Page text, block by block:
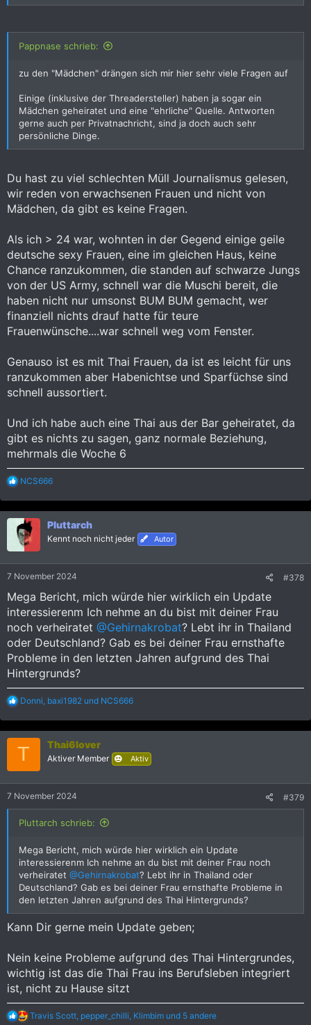
Pappnase schrieb:
zu den "Mädchen" drängen sich mir hier sehr viele Fragen auf
Einige (inklusive der Threadersteller) haben ja sogar ein
Mädchen geheiratet und eine "ehrliche" Quelle. Antworten
gerne auch per Privatnachricht, sind ja doch auch sehr
persönliche Dinge.
Du hast zu viel schlechten Müll Journalismus gelesen,
wir reden von erwachsenen Frauen und nicht von
Mädchen, da gibt es keine Fragen.
Als ich > 24 war, wohnten in der Gegend einige geile
deutsche sexy Frauen, eine im gleichen Haus, keine
Chance ranzukommen, die standen auf schwarze Jungs
von der US Army, schnell war die Muschi bereit, die
haben nicht nur umsonst BUM BUM gemacht, wer
finanziell nichts drauf hatte für teure
Frauenwünsche....war schnell weg vom Fenster.
Genauso ist es mit Thai Frauen, da ist es leicht für uns
ranzukommen aber Habenichtse und Sparfüchse sind
schnell aussortiert.
Und ich habe auch eine Thai aus der Bar geheiratet, da
gibt es nichts zu sagen, ganz normale Beziehung,
mehrmals die Woche 6
R
a
k
t
i
o
n
NCS666
Pluttarch
Kennt noch nicht jeder Autor
7 November 2024 #378
Mega Bericht, mich würde hier wirklich ein Update
interessierenm Ich nehme an du bist mit deiner Frau
noch verheiratet @Gehirnakrobat? Lebt ihr in Thailand
oder Deutschland? Gab es bei deiner Frau ernsthafte
Probleme in den letzten Jahren aufgrund des Thai
Hintergrunds?
R
a
k
n
:
Donni baxi1982 und NCS666
T Thai6lover
Aktiver Member Aktiv
7 November 2024 #379
Pluttarch schrieb:
Mega Bericht, mich würde hier wirklich ein Update
interessierenm Ich nehme an du bist mit deiner Frau noch
verheiratet @Gehirnakrobat? Lebt ihr in Thailand oder
Deutschland? Gab es bei deiner Frau ernsthafte Probleme in
den letzten Jahren aufgrund des Thai Hintergrunds?
Kann Dir gerne mein Update geben;
Nein keine Probleme aufgrund des Thai Hintergrundes,
wichtig ist das die Thai Frau ins Berufsleben integriert
ist, nicht zu Hause sitzt
R
Travis Scott pepper_chilli Klimbim und 5 andere